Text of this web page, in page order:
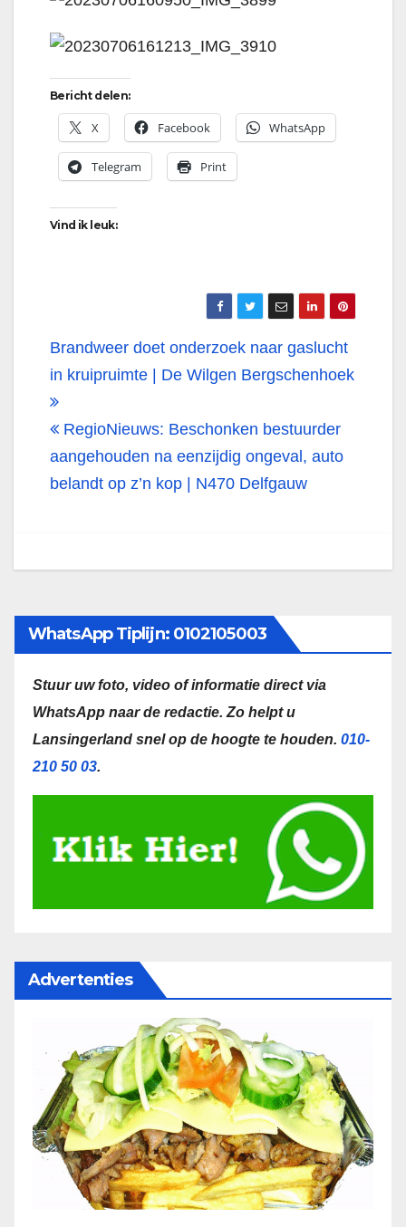
Bericht delen:
X Facebook WhatsApp
Telegram Print
Vind ik leuk:
Bericht
navigatie
Brandweer doet onderzoek naar gaslucht
in kruipruimte | De Wilgen Bergschenhoek
RegioNieuws: Beschonken bestuurder
aangehouden na eenzijdig ongeval, auto
belandt op z’n kop | N470 Delfgauw
WhatsApp Tiplijn: 0102105003
Stuur uw foto, video of informatie direct via
WhatsApp naar de redactie. Zo helpt u
Lansingerland snel op de hoogte te houden. 010-
210 50 03.
Advertenties